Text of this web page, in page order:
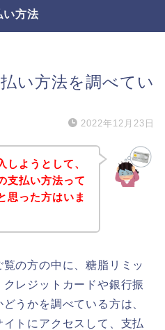
い方法
い方法を調べてい
2022年12月23日
しようとして、
支払い方法って
思った方はいま
の方の中に、糖脂リミッ
クレジットカードや銀行振
うかを調べている方は、
トにアクセスして、支払